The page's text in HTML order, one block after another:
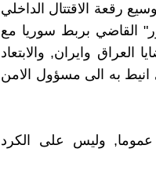
رقعة الاقتتال الداخلي
القاضي بربط سوريا مع
وايران, والابتعاد
انيط به الى مسؤول الامن
وليس على الكرد